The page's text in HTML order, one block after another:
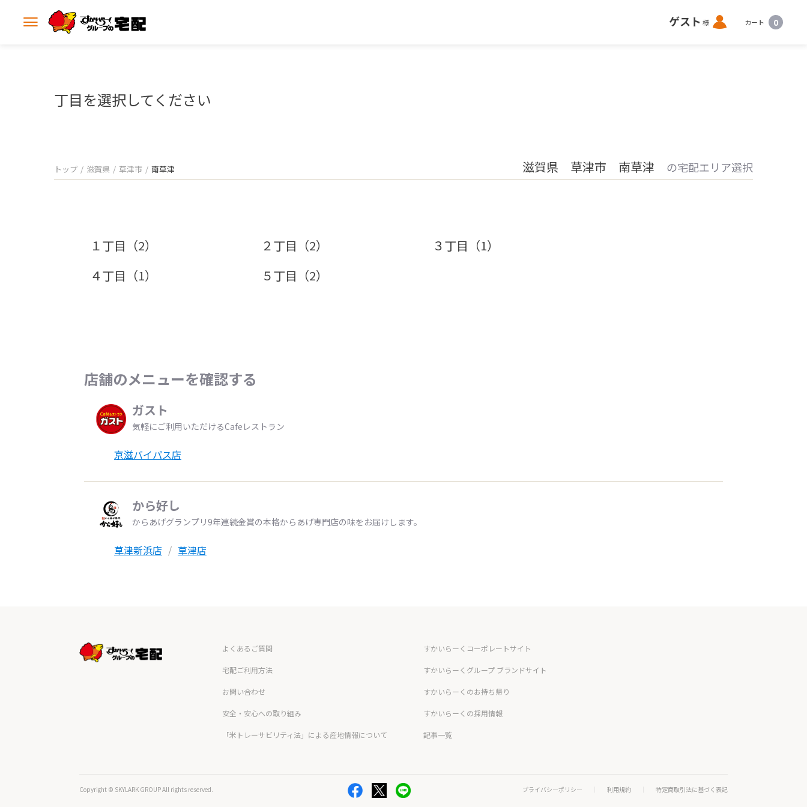
メ
ゲスト 様 ロ
グ
カート 0
丁目を選択してください
トップ 滋賀県 草津市 南草津 滋賀県 草津市 南草津 の宅配エリア選択
１丁目（2） ２丁目（2）
３丁目（1）
４丁目（1）
５丁目（2）
店舗のメニューを確認する
ガスト
気軽にご利用いただけるCafeレストラン
京滋バイパス店
から好し
からあげグランプリ9年連続金賞の本格からあげ専門店の味をお届けします。
草津新浜店 草津店
よくあるご質問
宅配ご利用方法
お問い合わせ
安全・安心への取り組み
「米トレーサビリティ法」による産地情報について
すかいらーくコーポレートサイト
すかいらーくグループ ブランドサイト
すかいらーくのお持ち帰り
すかいらーくの採用情報
記事一覧
Copyright © SKYLARK GROUP All rights reserved. プライバシーポリシー 利用規約 特定商取引法に基づく表記